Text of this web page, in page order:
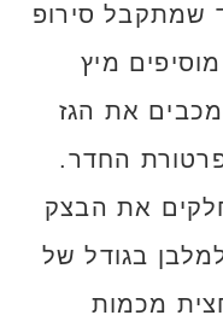
שמתקבל סירופ
מיץ
מכבים את הגז
החדר.
את הבצק
בגודל של
מחצית מכמות